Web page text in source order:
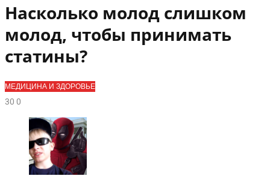
Насколько молод слишком
молод, чтобы принимать
статины?
МЕДИЦИНА И ЗДОРОВЬЕ
300